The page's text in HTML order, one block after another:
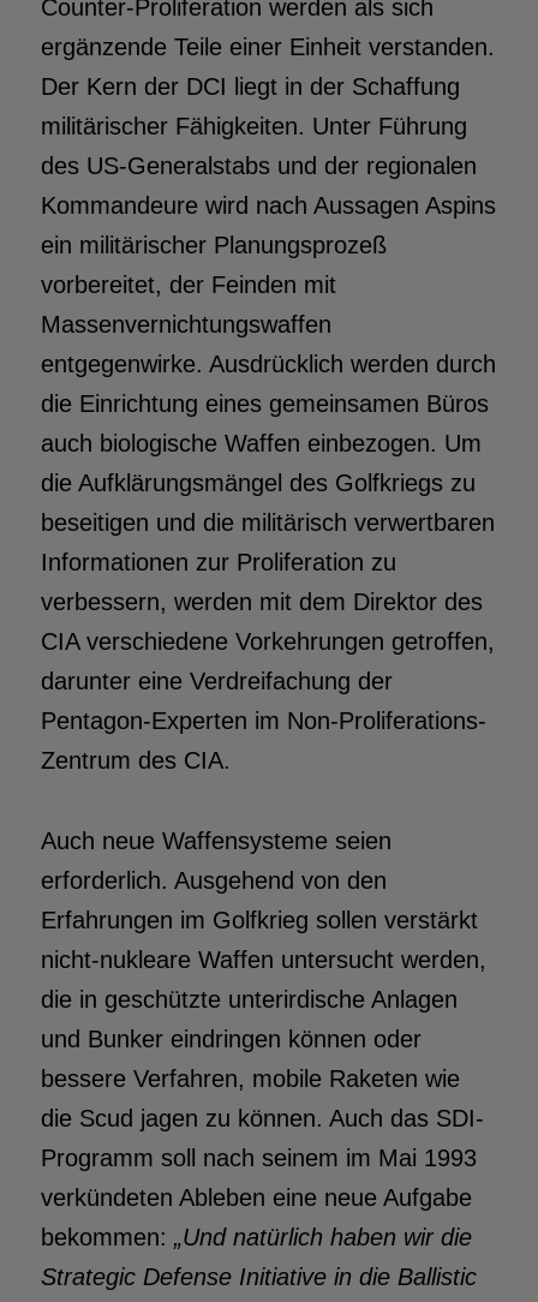
Counter-Proliferation werden als sich
ergänzende Teile einer Einheit verstanden.
Der Kern der DCI liegt in der Schaffung
militärischer Fähigkeiten. Unter Führung
des US-Generalstabs und der regionalen
Kommandeure wird nach Aussagen Aspins
ein militärischer Planungsprozeß
vorbereitet, der Feinden mit
Massenvernichtungswaffen
entgegenwirke. Ausdrücklich werden durch
die Einrichtung eines gemeinsamen Büros
auch biologische Waffen einbezogen. Um
die Aufklärungsmängel des Golfkriegs zu
beseitigen und die militärisch verwertbaren
Informationen zur Proliferation zu
verbessern, werden mit dem Direktor des
CIA verschiedene Vorkehrungen getroffen,
darunter eine Verdreifachung der
Pentagon-Experten im Non-Proliferations-
Zentrum des CIA.
Auch neue Waffensysteme seien
erforderlich. Ausgehend von den
Erfahrungen im Golfkrieg sollen verstärkt
nicht-nukleare Waffen untersucht werden,
die in geschützte unterirdische Anlagen
und Bunker eindringen können oder
bessere Verfahren, mobile Raketen wie
die Scud jagen zu können. Auch das SDI-
Programm soll nach seinem im Mai 1993
verkündeten Ableben eine neue Aufgabe
bekommen: „Und natürlich haben wir die
Strategic Defense Initiative in die Ballistic